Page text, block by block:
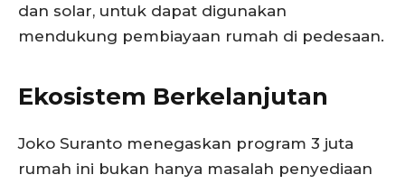
dan solar, untuk dapat digunakan
mendukung pembiayaan rumah di pedesaan.
Ekosistem Berkelanjutan
Joko Suranto menegaskan program 3 juta
rumah ini bukan hanya masalah penyediaan